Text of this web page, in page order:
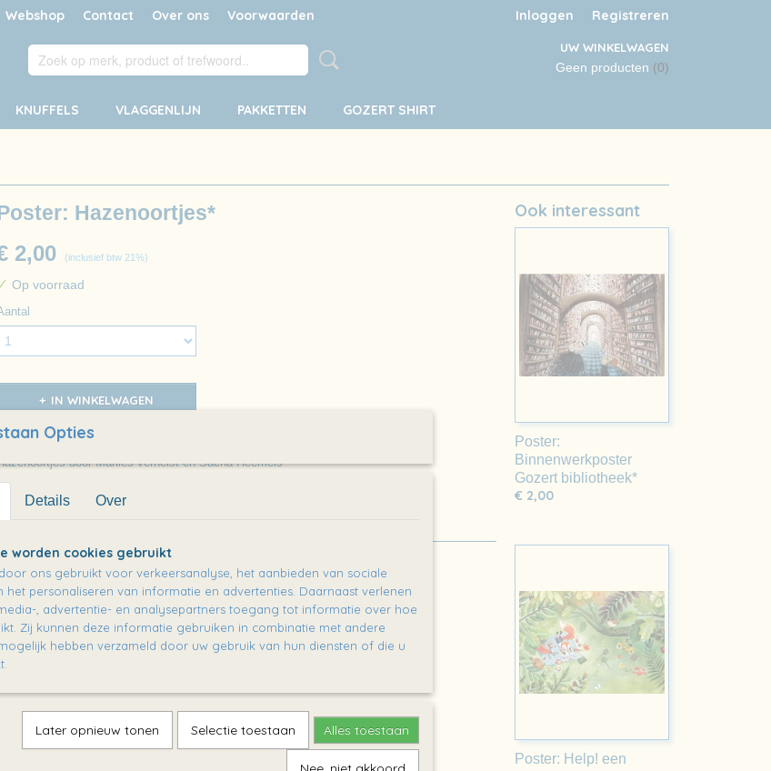
Webshop Contact Over ons Voorwaarden Inloggen Registreren
UW WINKELWAGEN
Geen producten (0)
KNUFFELS VLAGGENLIJN PAKKETTEN GOZERT SHIRT
Hazenoortjes*
2,00 (inclusief btw 21%)
Op voorraad
IN WINKELWAGEN
door Marlies verhelst en Sacha Heemels
druk- en verwerkingskosten
Ook interessant
Poster:
Binnenwerkposter
Gozert bibliotheek*
€ 2,00
Poster: Help! een
Opties
Details Over
worden cookies gebruikt
ons gebruikt voor verkeersanalyse, het aanbieden van sociale
het personaliseren van informatie en advertenties. Daarnaast verlenen
, advertentie- en analysepartners toegang tot informatie over hoe
Zij kunnen deze informatie gebruiken in combinatie met andere
hebben verzameld door uw gebruik van hun diensten of die u
Later opnieuw tonen Selectie toestaan Alles toestaan